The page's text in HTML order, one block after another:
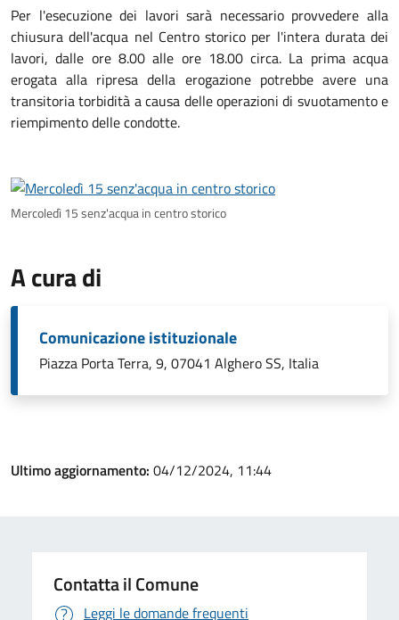
Per l'esecuzione dei lavori sarà necessario provvedere alla
chiusura dell'acqua nel Centro storico per l'intera durata dei
lavori, dalle ore 8.00 alle ore 18.00 circa. La prima acqua
erogata alla ripresa della erogazione potrebbe avere una
transitoria torbidità a causa delle operazioni di svuotamento e
riempimento delle condotte.
Mercoledì 15 senz'acqua in centro storico
A cura di
Comunicazione istituzionale
Piazza Porta Terra, 9, 07041 Alghero SS, Italia
Ultimo aggiornamento: 04/12/2024, 11:44
Contatta il Comune
Leggi le domande frequenti